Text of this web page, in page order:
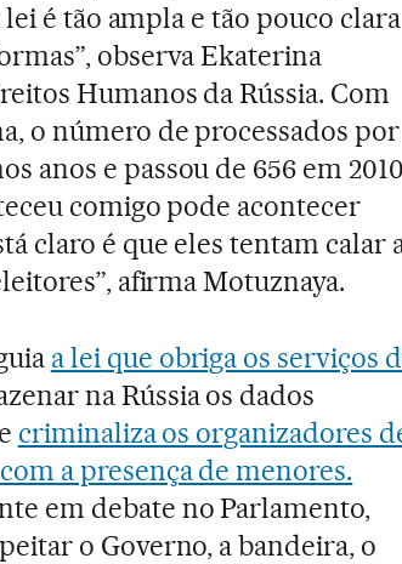
é tão ampla e tão pouco clara
observa Ekaterina
Humanos da Rússia. Com
o número de processados por
anos e passou de 656 em 2010
comigo pode acontecer
claro é que eles tentam calar
afirma Motuznaya.
a lei que obriga os serviços
na Rússia os dados
criminaliza os organizadores
a presença de menores.
em debate no Parlamento,
o Governo, a bandeira, o